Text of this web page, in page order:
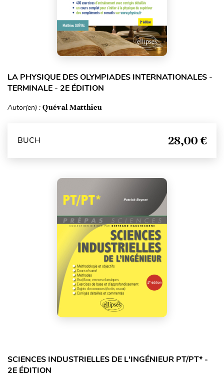
LA PHYSIQUE DES OLYMPIADES INTERNATIONALES -
TERMINALE - 2E ÉDITION
Autor(en) : Quéval Matthieu
BUCH 28,00 €
SCIENCES INDUSTRIELLES DE L'INGÉNIEUR PT/PT* -
2E ÉDITION